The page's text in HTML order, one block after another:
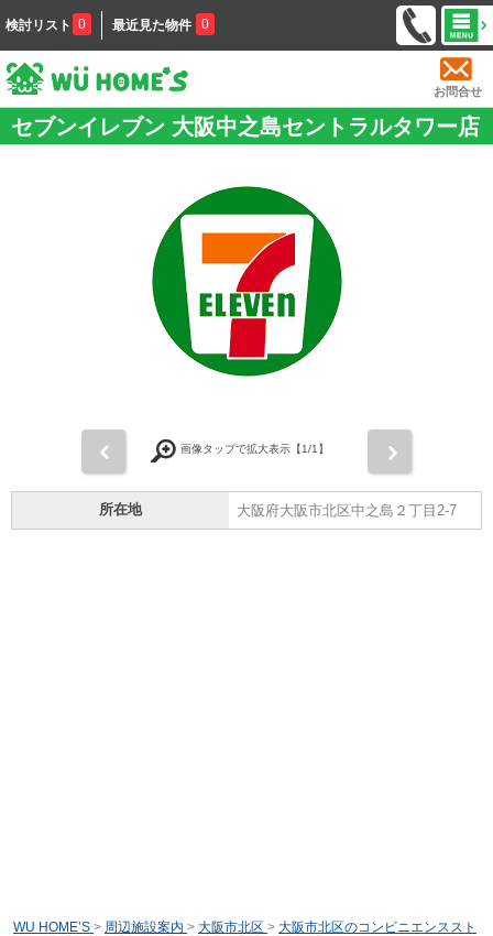
検討リスト 0 最近見た物件 0
お問合せ
セブンイレブン 大阪中之島セントラルタワー店
画像タップで拡大表示【1/1】
所在地 大阪府大阪市北区中之島２丁目2-7
WU HOME’S > 周辺施設案内 > 大阪市北区 > 大阪市北区のコンビニエンススト